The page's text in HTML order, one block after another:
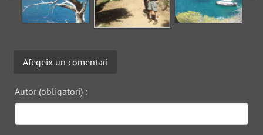
Afegeix un comentari
Autor (obligatori) :